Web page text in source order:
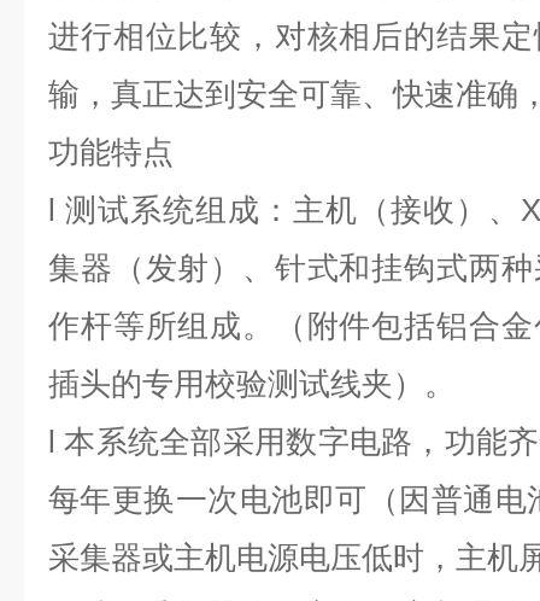
进行相位比较，对核相后的结果
输，真正达到安全可靠、快速准确
功能特点
l 测试系统组成：主机（接收）、
集器（发射）、针式和挂钩式两
作杆等所组成。（附件包括铝合
插头的专用校验测试线夹）。
l本系统全部采用数字电路，功能
每年更换一次电池即可（因普通
采集器或主机电源电压低时，主机